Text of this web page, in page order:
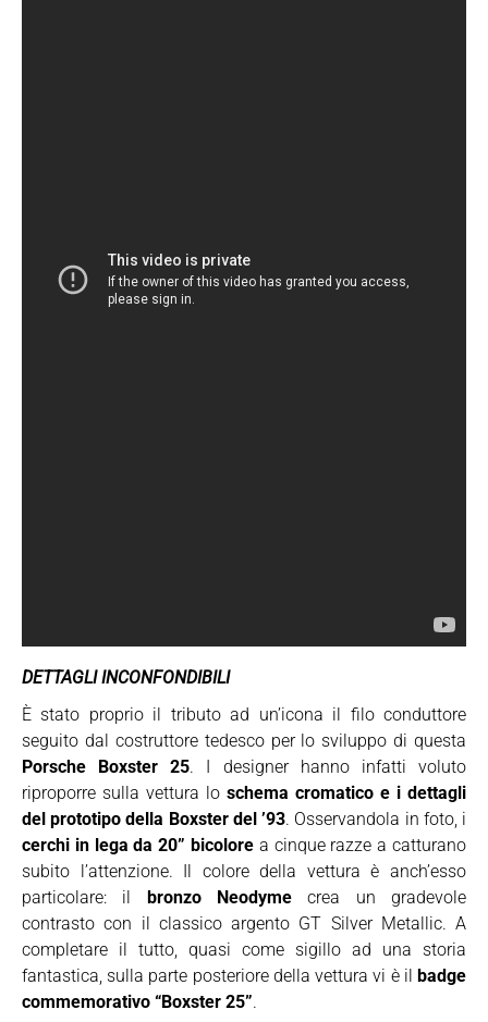
DETTAGLI INCONFONDIBILI
È stato proprio il tributo ad un’icona il filo conduttore
seguito dal costruttore tedesco per lo sviluppo di questa
Porsche Boxster 25. I designer hanno infatti voluto
riproporre sulla vettura lo schema cromatico e i dettagli
del prototipo della Boxster del ’93. Osservandola in foto, i
cerchi in lega da 20” bicolore a cinque razze a catturano
subito l’attenzione. Il colore della vettura è anch’esso
particolare: il bronzo Neodyme crea un gradevole
contrasto con il classico argento GT Silver Metallic. A
completare il tutto, quasi come sigillo ad una storia
fantastica, sulla parte posteriore della vettura vi è il badge
commemorativo “Boxster 25”.